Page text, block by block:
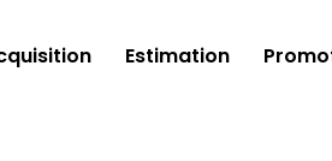
Estimation